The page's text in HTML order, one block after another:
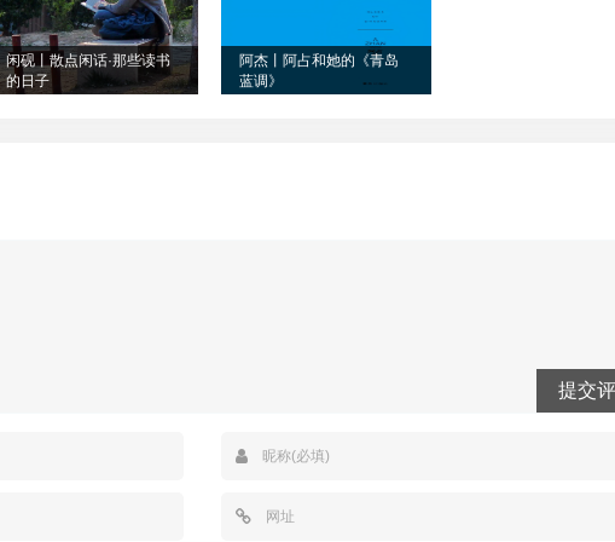
闲砚丨散点闲话·那些读书
的日子
​阿杰丨阿占和她的《青岛
蓝调》
提交